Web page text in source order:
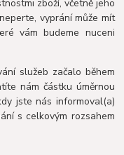
zboží, včetně jeho
vyprání může mít
vám budeme nuceni
služeb začalo během
nám částku úměrnou
jste nás informoval(a)
s celkovým rozsahem